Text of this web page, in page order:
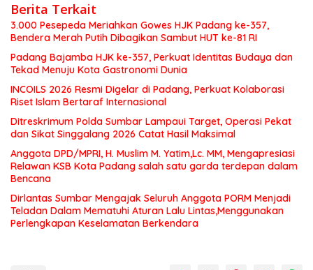
Berita Terkait
3.000 Pesepeda Meriahkan Gowes HJK Padang ke-357,
Bendera Merah Putih Dibagikan Sambut HUT ke-81 RI
Padang Bajamba HJK ke-357, Perkuat Identitas Budaya dan
Tekad Menuju Kota Gastronomi Dunia
INCOILS 2026 Resmi Digelar di Padang, Perkuat Kolaborasi
Riset Islam Bertaraf Internasional
Ditreskrimum Polda Sumbar Lampaui Target, Operasi Pekat
dan Sikat Singgalang 2026 Catat Hasil Maksimal
Anggota DPD/MPRI, H. Muslim M. Yatim,Lc. MM, Mengapresiasi
Relawan KSB Kota Padang salah satu garda terdepan dalam
Bencana
Dirlantas Sumbar Mengajak Seluruh Anggota PORM Menjadi
Teladan Dalam Mematuhi Aturan Lalu Lintas,Menggunakan
Perlengkapan Keselamatan Berkendara